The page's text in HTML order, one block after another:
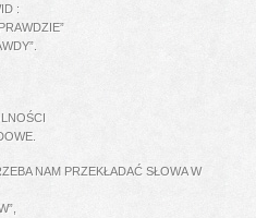
:
NAM PRZEKŁADAĆ SŁOWA W